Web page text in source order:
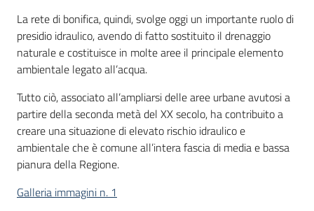
La rete di bonifica, quindi, svolge oggi un importante ruolo di
presidio idraulico, avendo di fatto sostituito il drenaggio
naturale e costituisce in molte aree il principale elemento
ambientale legato all’acqua.
Tutto ciò, associato all’ampliarsi delle aree urbane avutosi a
partire della seconda metà del XX secolo, ha contribuito a
creare una situazione di elevato rischio idraulico e
ambientale che è comune all’intera fascia di media e bassa
pianura della Regione.
Galleria immagini n. 1